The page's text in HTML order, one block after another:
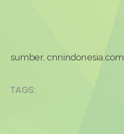
sumber, cnnindonesia.com
TAGS: